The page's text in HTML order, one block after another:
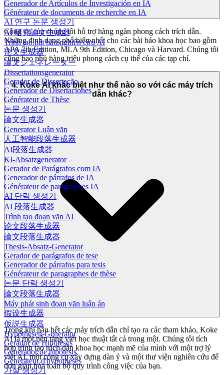
Generador de Artículos de Investigación en IA
Générateur de documents de recherche en IA
AI 연구 논문 생성기
AI 研究論文生成器
Trình tạo bài báo nghiên cứu AI
论文生成器
論文ジェネレーター
Dissertationsgenerator
Gerador de Dissertação
Generador de Disertaciones
Générateur de Thèse
논문 생성기
論文生成器
Generator Luận văn
人工智能段落生成器
AI段落生成器
KI-Absatzgenerator
Gerador de Parágrafos com IA
Generador de párrafos de IA
Générateur de paragraphes IA
AI 단락 생성기
AI 段落生成器
Trình tạo đoạn văn AI
论文段落生成器
論文段落生成器
Thesis-Absatz-Generator
Gerador de parágrafos de tese
Generador de párrafos para tesis
Générateur de paragraphes de thèse
논문 단락 생성기
論文段落生成器
Máy phát sinh đoạn văn luận án
假设生成器
仮説生成器
Hypothesen-Generator
Gerador de Hipóteses
Generador de hipótesis
Générateur d'hypothèses
가설 생성기
Công cụ của chúng tôi hỗ trợ hàng ngàn phong cách trích dẫn.
Những định dạng phổ biến nhất cho các bài báo khoa học bao gồm
APA 7th Edition, MLA 9th Edition, Chicago và Harvard. Chúng tôi
cũng bao phủ hàng triệu phong cách cụ thể của các tạp chí.
4. Koke AI khác biệt như thế nào so với các máy trích
dẫn khác?
Trong khi hầu hết các máy trích dẫn chỉ tạo ra các tham khảo, Koke
AI là một nền tảng viết học thuật tất cả trong một. Chúng tôi tích
hợp trình tạo trích dẫn khoa học mạnh mẽ của mình với một trợ lý
viết AI, một công cụ xây dựng dàn ý và một thư viện nghiên cứu để
đơn giản hóa toàn bộ quy trình công việc của bạn.